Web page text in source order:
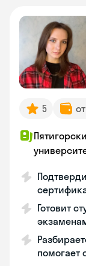
5
Готовит
помогает